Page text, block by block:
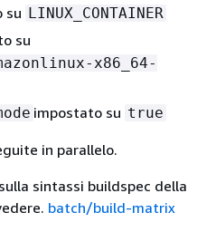
su LINUX_CONTAINER
su
x86_64-
impostato su true
in parallelo.
sintassi buildspec della
batch/build-matrix